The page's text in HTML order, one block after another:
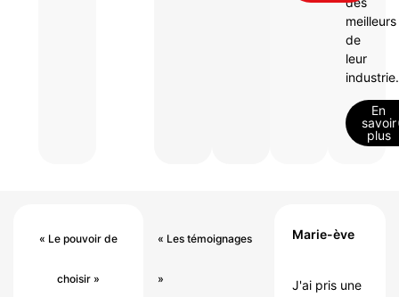
meilleurs
de
leur
industrie.
En
savoir
plus
« Le pouvoir de
choisir »
« Les témoignages
»
Marie-ève
J'ai pris une